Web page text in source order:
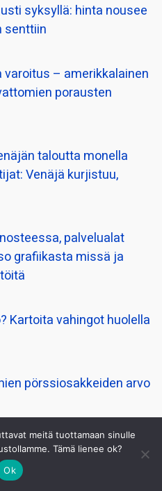
syksyllä: hinta nousee
senttiin
varoitus – amerikkalainen
porausten
taloutta monella
Venäjä kurjistuu,
palvelualat
grafiikasta missä ja
Kartoita vahingot huolella
pörssi­osakkeiden arvo
joita ei löydy
meitä tuottamaan sinulle
Tämä lienee ok?
Ok